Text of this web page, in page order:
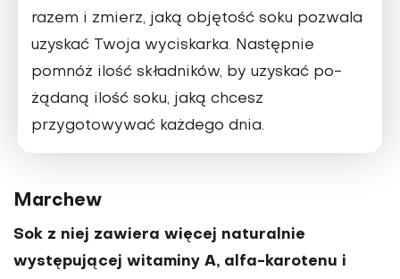
razem i zmierz, jaką obję­tość soku pozwala
uzyskać Twoja wyciskarka. Następnie
pomnóż ilość składników, by uzyskać po­
żądaną ilość soku, jaką chcesz
przygotowywać każdego dnia.
Marchew
Sok z niej zawiera więcej na­turalnie
występującej witaminy A, alfa­-karotenu i